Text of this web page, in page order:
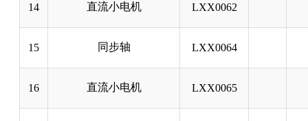
14 直流小电机 LXX0062
15 同步轴 LXX0064
16 直流小电机 LXX0065